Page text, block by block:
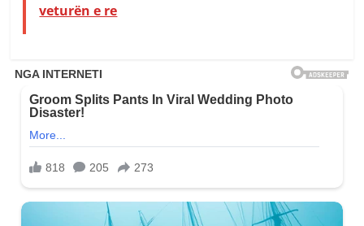
veturën e re